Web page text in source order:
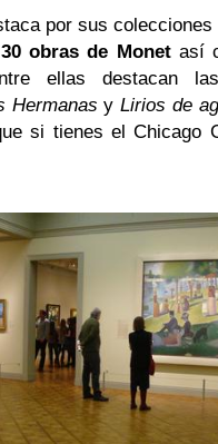
por sus
obras de Monetasí
ellas destacan
Hermanas yLirios de
si tienes el Chicago